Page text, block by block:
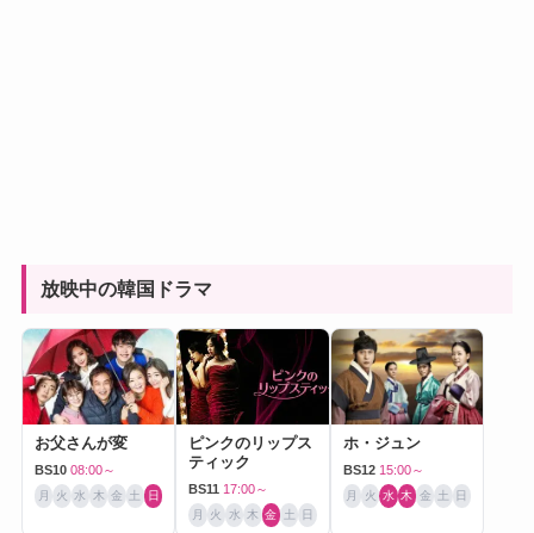
放映中の韓国ドラマ
お父さんが変
BS10 08:00～
月 火 水 木 金 土 日
ピンクのリップス
ティック
BS11 17:00～
月 火 水 木 金 土 日
ホ・ジュン
BS12 15:00～
月 火 水 木 金 土 日